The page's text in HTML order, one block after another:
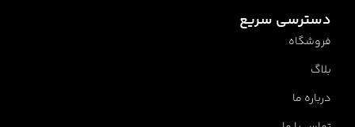
دسترسی سریع
فروشگاه
بلاگ
درباره ما